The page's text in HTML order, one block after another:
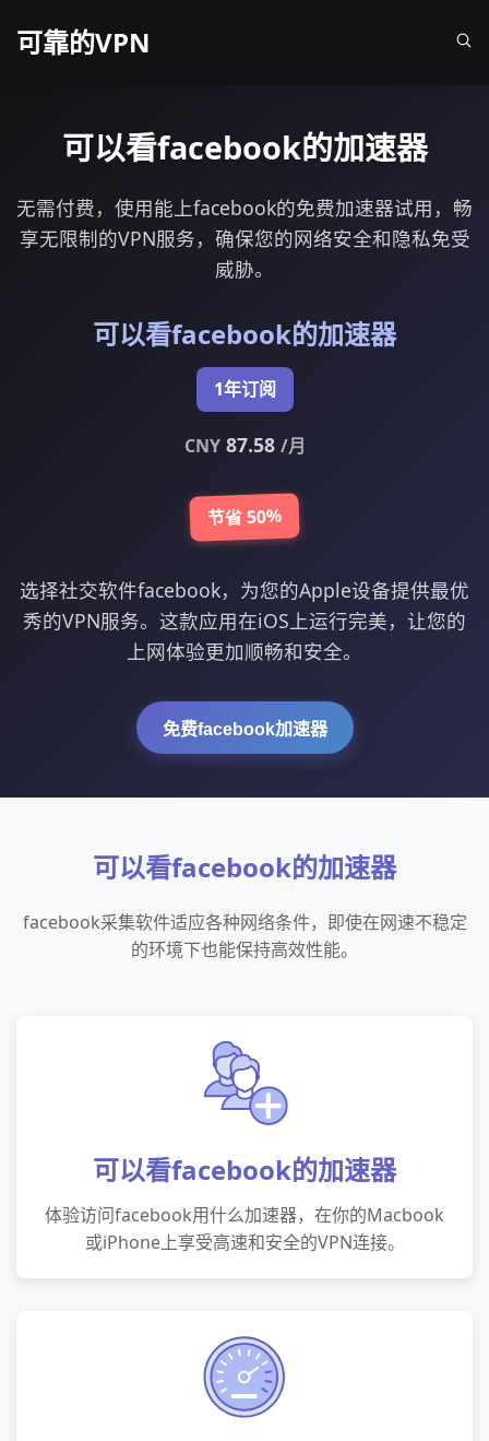
可靠的VPN
可以看facebook的加速器
无需付费，使用能上facebook的免费加速器试用，畅
享无限制的VPN服务，确保您的网络安全和隐私免受
威胁。
可以看facebook的加速器
1年订阅
CNY87.58 /月
节省 50%
选择社交软件facebook，为您的Apple设备提供最优
秀的VPN服务。这款应用在iOS上运行完美，让您的
上网体验更加顺畅和安全。
免费facebook加速器
可以看facebook的加速器
facebook采集软件适应各种网络条件，即使在网速不稳定
的环境下也能保持高效性能。
可以看facebook的加速器
体验访问facebook用什么加速器，在你的Macbook
或iPhone上享受高速和安全的VPN连接。